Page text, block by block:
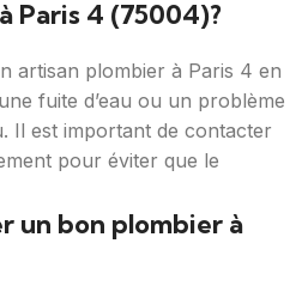
Paris 4 (75004)?
artisan plombier à Paris 4 en
fuite d’eau ou un problème
Il est important de contacter
pour éviter que le
un bon plombier à